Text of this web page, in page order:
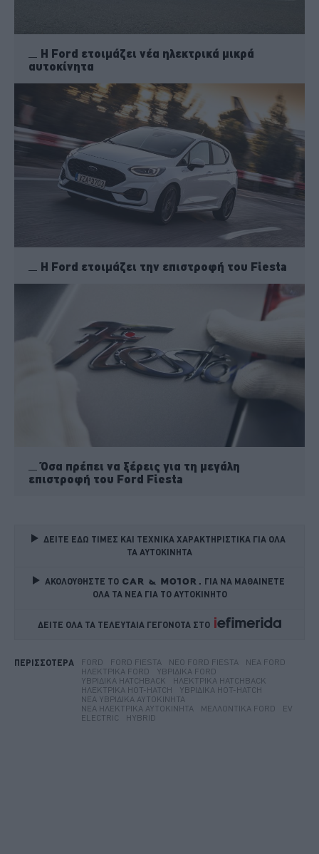
Η Ford ετοιμάζει νέα ηλεκτρικά μικρά
αυτοκίνητα
H Ford ετοιμάζει την επιστροφή του Fiesta
Όσα πρέπει να ξέρεις για τη μεγάλη
επιστροφή του Ford Fiesta
ΔΕΙΤΕ ΕΔΩ ΤΙΜΕΣ ΚΑΙ ΤΕΧΝΙΚΑ ΧΑΡΑΚΤΗΡΙΣΤΙΚΑ ΓΙΑ ΟΛΑ
ΤΑ ΑΥΤΟΚΙΝΗΤΑ
ΑΚΟΛΟΥΘΗΣΤΕ ΤΟ
ΓΙΑ ΝΑ ΜΑΘΑΙΝΕΤΕ
ΟΛΑ ΤΑ ΝΕΑ ΓΙΑ ΤΟ ΑΥΤΟΚΙΝΗΤΟ
ΔΕΙΤΕ ΟΛΑ ΤΑ ΤΕΛΕΥΤΑΙΑ ΓΕΓΟΝΟΤΑ ΣΤΟ
ΠΕΡΙΣΣΟΤΕΡΑ FORD FORD FIESTA ΝΈΟ FORD FIESTA
ΝΈΑ FORD
ΗΛΕΚΤΡΙΚΆ FORD
ΥΒΡΙΔΙΚΆ FORD
ΥΒΡΙΔΙΚΆ HATCHBACK
ΗΛΕΚΤΡΙΚΆ HATCHBACK
ΗΛΕΚΤΡΙΚΆ HOT-HATCH
ΥΒΡΙΔΙΚΆ HOT-HATCH
ΝΈΑ ΥΒΡΙΔΙΚΆ ΑΥΤΟΚΊΝΗΤΑ
ΝΈΑ ΗΛΕΚΤΡΙΚΆ ΑΥΤΟΚΊΝΗΤΑ
ΜΕΛΛΟΝΤΙΚΆ FORD
EV
ELECTRIC
HYBRID